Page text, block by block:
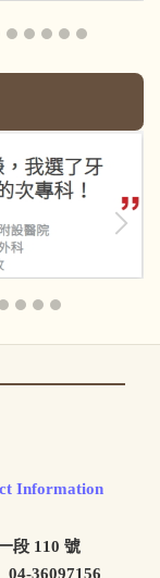
Information
段 110 號
04-36097156